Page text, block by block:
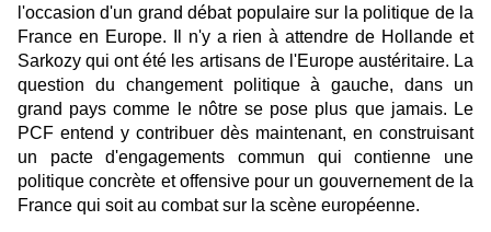
l'occasion d'un grand débat populaire sur la politique de la
France en Europe. Il n'y a rien à attendre de Hollande et
Sarkozy qui ont été les artisans de l'Europe austéritaire. La
question du changement politique à gauche, dans un
grand pays comme le nôtre se pose plus que jamais. Le
PCF entend y contribuer dès maintenant, en construisant
un pacte d'engagements commun qui contienne une
politique concrète et offensive pour un gouvernement de la
France qui soit au combat sur la scène européenne.